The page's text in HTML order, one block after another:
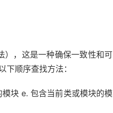
），这是一种确保一致性和可
顺序查找方法：
块 e. 包含当前类或模块的模